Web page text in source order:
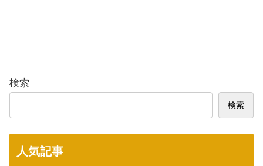
検索
検索
人気記事